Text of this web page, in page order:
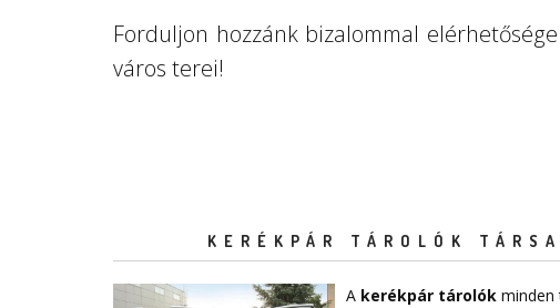
Forduljon hozzánk bizalommal
város terei!
KERÉKPÁR TÁROLÓK
A kerékpár tárolók minden